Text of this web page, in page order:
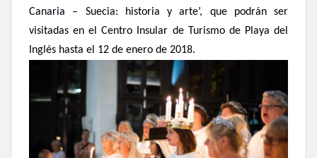
Canaria – Suecia: historia y arte’, que podrán ser
visitadas en el Centro Insular de Turismo de Playa del
Inglés hasta el 12 de enero de 2018.